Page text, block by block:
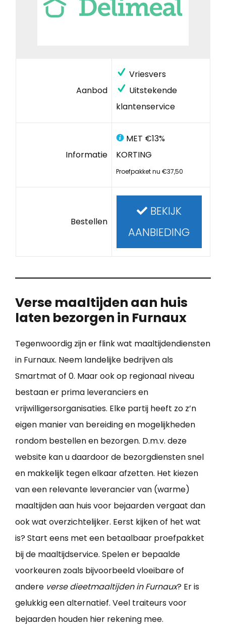
Aanbod
Vriesvers
Uitstekende
klantenservice
Informatie
MET €13%
KORTING
Proefpakket nu €37,50
Bestellen
BEKIJK
AANBIEDING
Verse maaltijden aan huis
laten bezorgen in Furnaux
Tegenwoordig zijn er flink wat maaltijdendiensten
in Furnaux. Neem landelijke bedrijven als
Smartmat of 0. Maar ook op regionaal niveau
bestaan er prima leveranciers en
vrijwilligersorganisaties. Elke partij heeft zo z’n
eigen manier van bereiding en mogelijkheden
rondom bestellen en bezorgen. D.m.v. deze
website kan u daardoor de bezorgdiensten snel
en makkelijk tegen elkaar afzetten. Het kiezen
van een relevante leverancier van (warme)
maaltijden aan huis voor bejaarden vergaat dan
ook wat overzichtelijker. Eerst kijken of het wat
is? Start eens met een betaalbaar proefpakket
bij de maaltijdservice. Spelen er bepaalde
voorkeuren zoals bijvoorbeeld vloeibare of
andere verse dieetmaaltijden in Furnaux? Er is
gelukkig een alternatief. Veel traiteurs voor
bejaarden houden hier rekening mee.